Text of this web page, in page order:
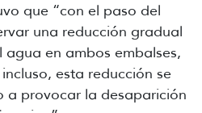
que “con el paso del
una reducción gradual
en ambos embalses,
esta reducción se
a provocar la desaparición